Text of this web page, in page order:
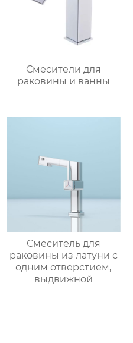
Смесители для
раковины и ванны
Смеситель для
раковины из латуни с
одним отверстием,
выдвижной